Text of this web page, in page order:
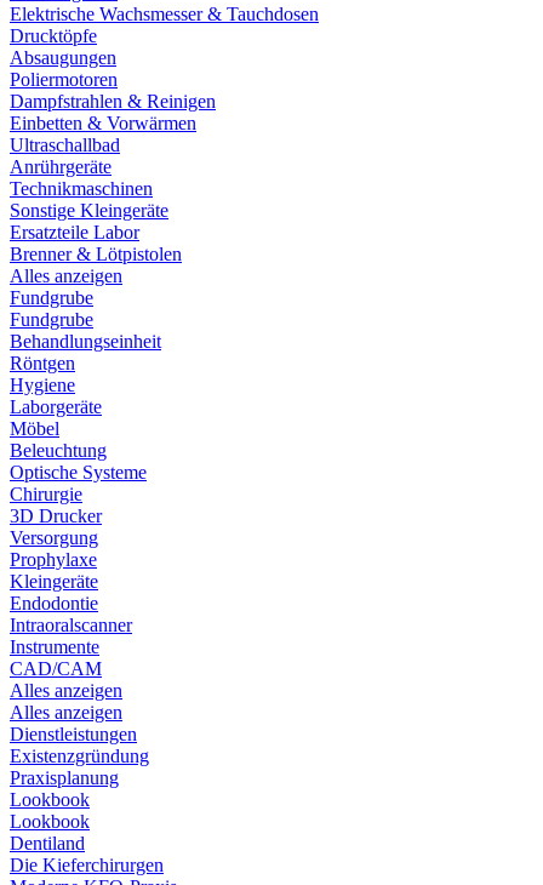
Elektrische Wachsmesser & Tauchdosen
Drucktöpfe
Absaugungen
Poliermotoren
Dampfstrahlen & Reinigen
Einbetten & Vorwärmen
Ultraschallbad
Anrührgeräte
Technikmaschinen
Sonstige Kleingeräte
Ersatzteile Labor
Brenner & Lötpistolen
Alles anzeigen
Fundgrube
Fundgrube
Behandlungseinheit
Röntgen
Hygiene
Laborgeräte
Möbel
Beleuchtung
Optische Systeme
Chirurgie
3D Drucker
Versorgung
Prophylaxe
Kleingeräte
Endodontie
Intraoralscanner
Instrumente
CAD/CAM
Alles anzeigen
Alles anzeigen
Dienstleistungen
Existenzgründung
Praxisplanung
Lookbook
Lookbook
Dentiland
Die Kieferchirurgen